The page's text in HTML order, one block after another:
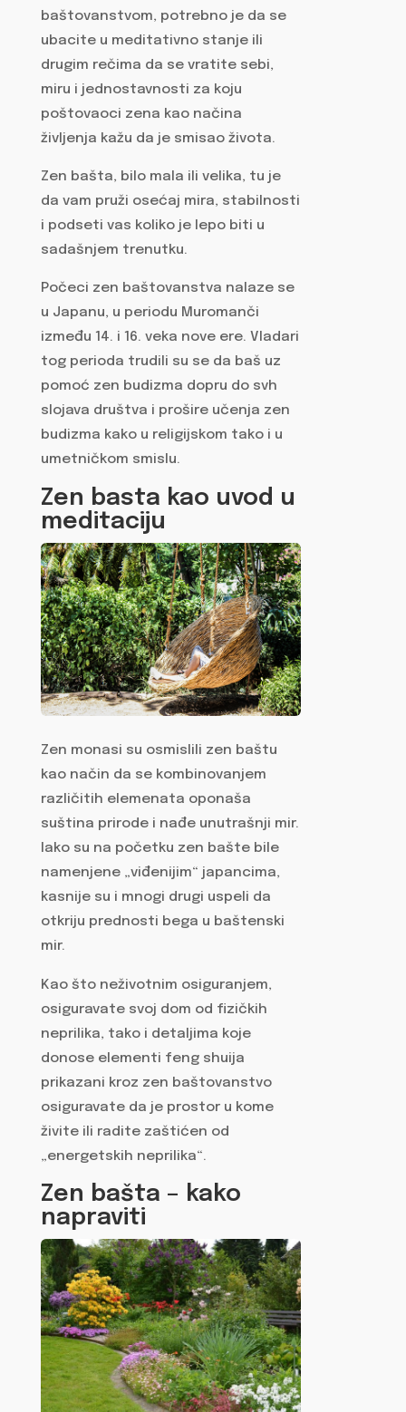
baštovanstvom, potrebno je da se
ubacite u meditativno stanje ili
drugim rečima da se vratite sebi,
miru i jednostavnosti za koju
poštovaoci zena kao načina
življenja kažu da je smisao života.
Zen bašta, bilo mala ili velika, tu je
da vam pruži osećaj mira, stabilnosti
i podseti vas koliko je lepo biti u
sadašnjem trenutku.
Počeci zen baštovanstva nalaze se
u Japanu, u periodu Muromanči
između 14. i 16. veka nove ere. Vladari
tog perioda trudili su se da baš uz
pomoć zen budizma dopru do svh
slojava društva i prošire učenja zen
budizma kako u religijskom tako i u
umetničkom smislu.
Zen basta kao uvod u
meditaciju
Zen monasi su osmislili zen baštu
kao način da se kombinovanjem
različitih elemenata oponaša
suština prirode i nađe unutrašnji mir.
Iako su na početku zen bašte bile
namenjene „viđenijim“ japancima,
kasnije su i mnogi drugi uspeli da
otkriju prednosti bega u baštenski
mir.
Kao što neživotnim osiguranjem,
osiguravate svoj dom od fizičkih
neprilika, tako i detaljima koje
donose elementi feng shuija
prikazani kroz zen baštovanstvo
osiguravate da je prostor u kome
živite ili radite zaštićen od
„energetskih neprilika“.
Zen bašta – kako
napraviti